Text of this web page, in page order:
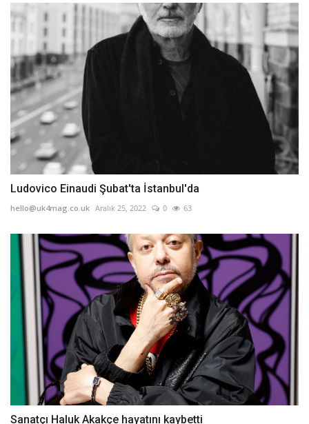
Ludovico Einaudi Şubat'ta İstanbul'da
hello@uk4mag.co.uk Aralık 25, 2022 0 63
Sanatçı Haluk Akakçe hayatını kaybetti